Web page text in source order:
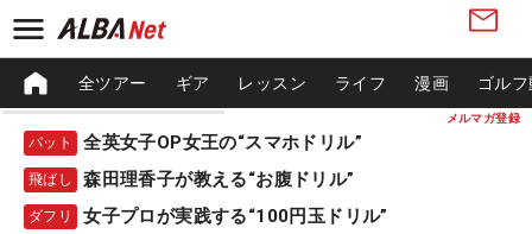
メルマガ登録
全ツアー ギア レッスン ライフ 漫画 ゴル
パット 全英女子OP女王の“スマホドリル”
飛ばし 森田理香子が教える“お腹ドリル”
ダフリ 女子プロが実践する“100円玉ドリル”